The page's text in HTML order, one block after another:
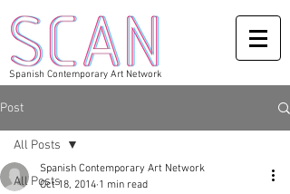
Spanish Contemporary Art Network
Post
All Posts
All Posts
Spanish Contemporary Art Network
Oct 18, 2014 1 min read